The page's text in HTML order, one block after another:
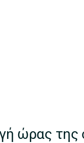
ώρας της